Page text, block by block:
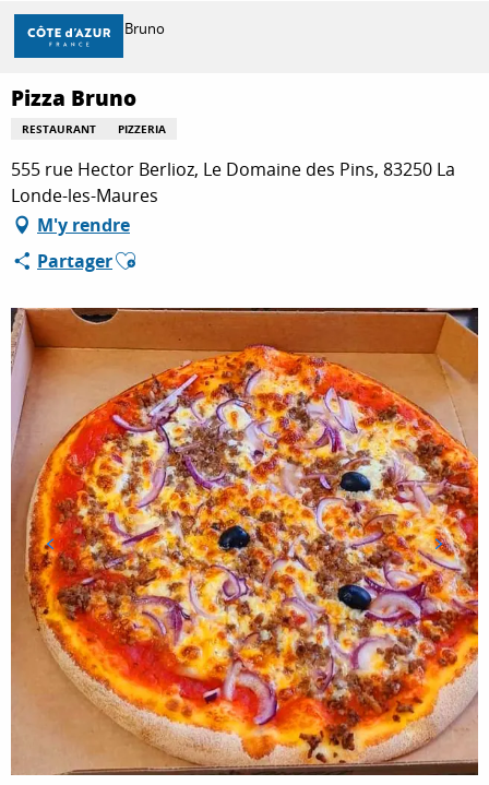
Aller
contenu
principal
DÉCOUVRIR
À FAIRE
SÉJOURNER
Accueil Pizza Bruno
Pizza Bruno
RESTAURANT PIZZERIA
555 rue Hector Berlioz, Le Domaine des Pins, 83250 La
Londe-les-Maures
M'y rendre
PartagerAjouter aux favoris